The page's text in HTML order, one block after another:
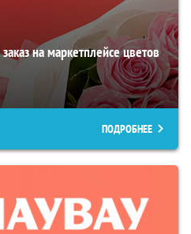
на маркетплейсе цветов
ПОДРОБНЕЕ